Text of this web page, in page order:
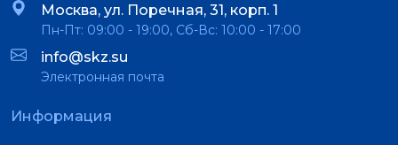
Москва, ул. Поречная, 31, корп. 1
Пн-Пт: 09:00 - 19:00, Сб-Вс: 10:00 - 17:00
info@skz.su
Электронная почта
Информация